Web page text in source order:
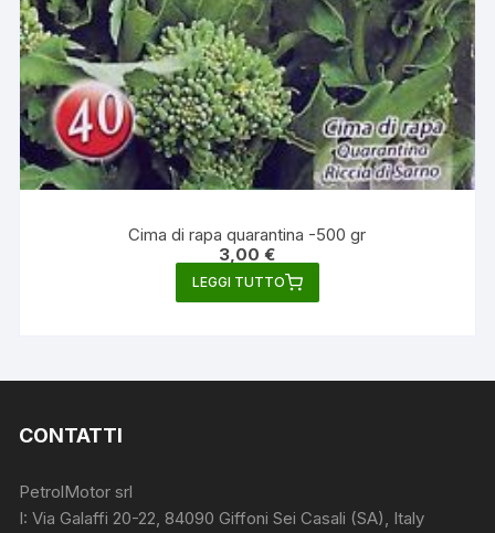
Cima di rapa quarantina -500 gr
3,00€
LEGGI TUTTO
CONTATTI
PetrolMotor srl
I: Via Galaffi 20-22, 84090 Giffoni Sei Casali (SA), Italy